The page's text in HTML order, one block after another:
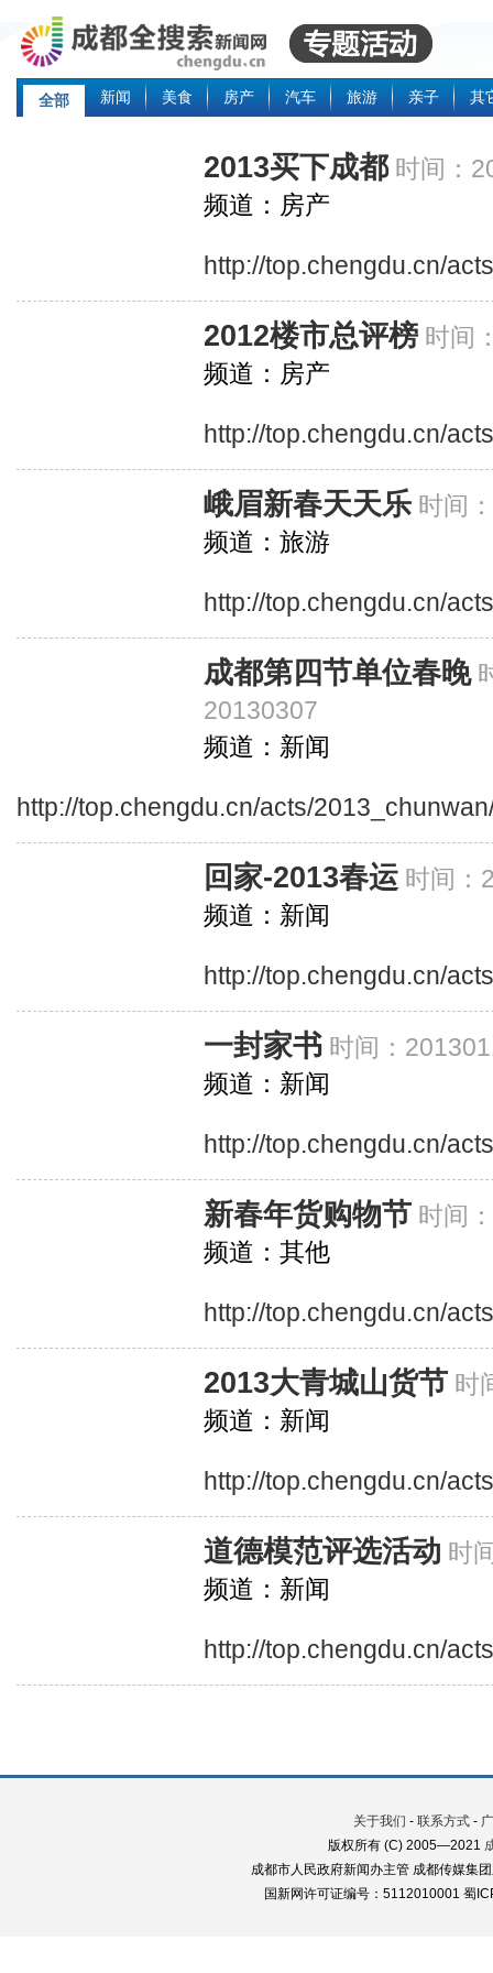
全部 新闻 美食 房产 汽车 旅游 亲子 其
2013买下成都 时间：
频道：房产
http://top.chengdu.cn/
2012楼市总评榜 时间
频道：房产
http://top.chengdu.cn/
峨眉新春天天乐 时间
频道：旅游
http://top.chengdu.cn/
成都第四节单位春晚
20130307
频道：新闻
http://top.chengdu.cn/acts/
回家-2013春运 时间：
频道：新闻
http://top.chengdu.cn/
一封家书 时间：
频道：新闻
http://top.chengdu.cn/
新春年货购物节 时间
频道：其他
http://top.chengdu.cn/
2013大青城山货节 时
频道：新闻
http://top.chengdu.cn/
道德模范评选活动 时
频道：新闻
http://top.chengdu.cn/
关于我们 - 联系方式 -
版权所有 (C) 2005—2021
成都市人民政府新闻办主管 成都传媒集
国新网许可证编号：5112010001 蜀